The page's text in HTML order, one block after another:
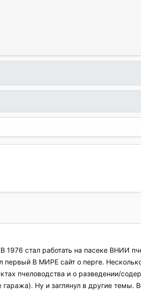
1976 стал работать на пасеке ВНИИ
первый В МИРЕ сайт о перге.
пчеловодства и о разведении/
Ну и заглянул в другие темы.